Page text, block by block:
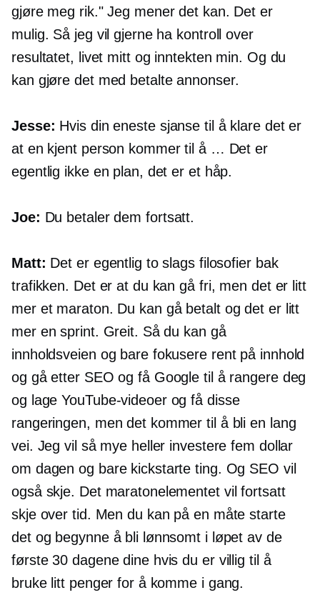
gjøre meg rik." Jeg mener det kan. Det er
mulig. Så jeg vil gjerne ha kontroll over
resultatet, livet mitt og inntekten min. Og du
kan gjøre det med betalte annonser.
Jesse: Hvis din eneste sjanse til å klare det er
at en kjent person kommer til å … Det er
egentlig ikke en plan, det er et håp.
Joe: Du betaler dem fortsatt.
Matt: Det er egentlig to slags filosofier bak
trafikken. Det er at du kan gå fri, men det er litt
mer et maraton. Du kan gå betalt og det er litt
mer en sprint. Greit. Så du kan gå
innholdsveien og bare fokusere rent på innhold
og gå etter SEO og få Google til å rangere deg
og lage YouTube-videoer og få disse
rangeringen, men det kommer til å bli en lang
vei. Jeg vil så mye heller investere fem dollar
om dagen og bare kickstarte ting. Og SEO vil
også skje. Det maratonelementet vil fortsatt
skje over tid. Men du kan på en måte starte
det og begynne å bli lønnsomt i løpet av de
første 30 dagene dine hvis du er villig til å
bruke litt penger for å komme i gang.